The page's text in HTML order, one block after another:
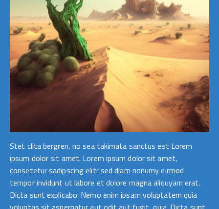
Stet clita bergren, no sea takimata sanctus est Lorem
ipsum dolor sit amet. Lorem ipsum dolor sit amet,
consetetur sadipscing elitr sed diam nonumy eirmod
tempor invidunt ut labore et dolore magna aliquyam erat.
Dicta sunt explicabo. Nemo enim ipsam voluptatem quia